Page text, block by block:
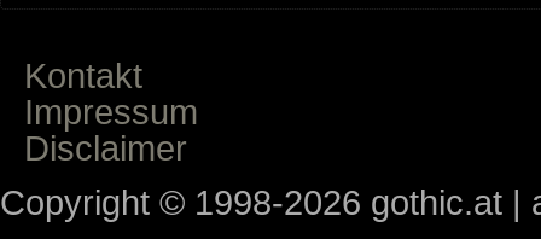
Kontakt
Impressum
Disclaimer
Copyright © 1998-2026 gothic.at |